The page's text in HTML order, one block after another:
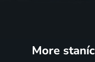
More staníc